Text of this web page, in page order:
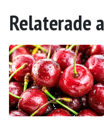
Relaterade